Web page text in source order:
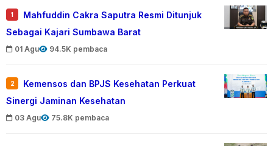
1
Mahfuddin Cakra Saputra Resmi Ditunjuk
Sebagai Kajari Sumbawa Barat
01 Agu 94.5K pembaca
2
Kemensos dan BPJS Kesehatan Perkuat
Sinergi Jaminan Kesehatan
03 Agu 75.8K pembaca